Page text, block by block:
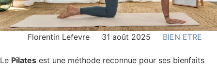
Florentin Lefevre 31 août 2025 BIEN ETRE
Le Pilates est une méthode reconnue pour ses bienfaits